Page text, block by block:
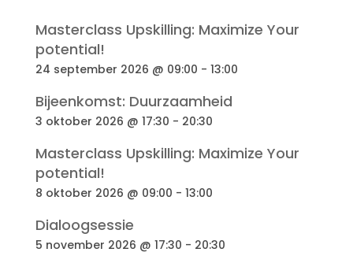
Masterclass Upskilling: Maximize Your
potential!
24 september 2026 @ 09:00 - 13:00
Bijeenkomst: Duurzaamheid
3 oktober 2026 @ 17:30 - 20:30
Masterclass Upskilling: Maximize Your
potential!
8 oktober 2026 @ 09:00 - 13:00
Dialoogsessie
5 november 2026 @ 17:30 - 20:30